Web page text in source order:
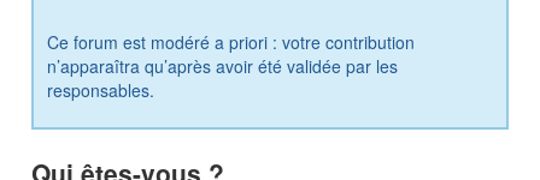
Ce forum est modéré a priori : votre contribution
n’apparaîtra qu’après avoir été validée par les
responsables.
Qui êtes-vous ?